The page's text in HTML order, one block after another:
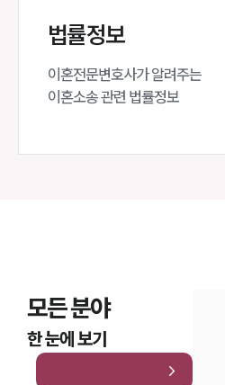
법률정보
이혼전문변호사가 알려주는
이혼소송 관련 법률정보
모든 분야
한 눈에 보기